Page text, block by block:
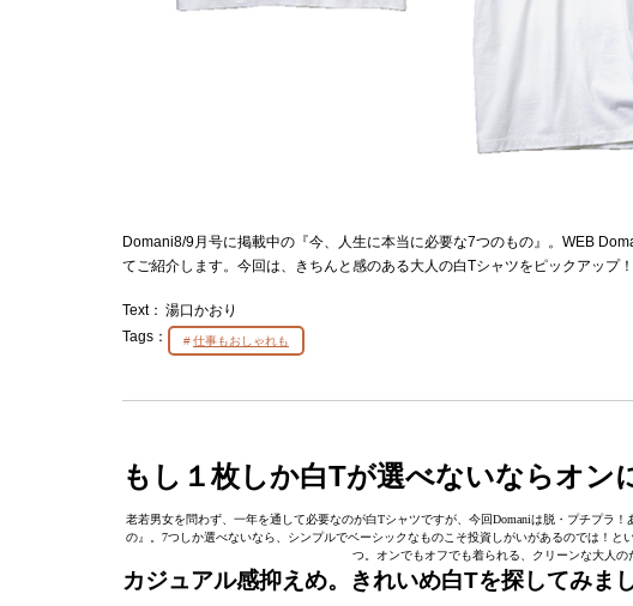
Domani8/9月号に掲載中の『今、人生に本当に必要な7つのもの』。WEB
てご紹介します。今回は、きちんと感のある大人の白Tシャツをピックアップ！
Text： 湯口かおり
Tags：
仕事もおしゃれも
もし１枚しか白Tが選べないならオン
老若男女を問わず、一年を通して必要なのが白Tシャツですが、今回Domaniは脱・プチプラ
の』。7つしか選べないなら、シンプルでベーシックなものこそ投資しがいがあるのでは！
つ。オンでもオフでも着られる、クリーンな大人の
カジュアル感抑えめ。きれいめ白Tを探してみま